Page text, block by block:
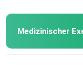
Medizinischer